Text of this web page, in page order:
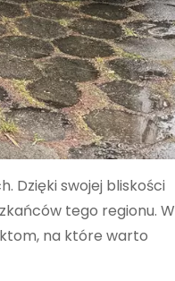
Dzięki swojej bliskości
tego regionu. W
na które warto